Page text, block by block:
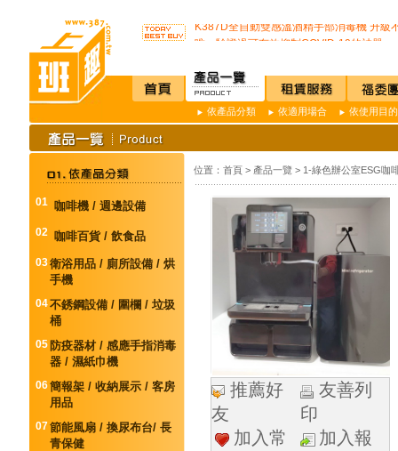
唯一驗證過可有效抑制COVID-19的神器
不再害怕上公司廁所~馬桶座墊紙讓您如廁
店內裝設嬰兒換尿布檯提供給婦幼貴賓貼
SSI -222R 吸頂式空氣淨化機讓你抵抗
K3 Plus 全自動紅外線測溫儀(附立架) 預購
K387D全自動雙感溫酒精手部消毒機 升級
唯一驗證過可有效抑制COVID-19的神器
通用型防疫透明面罩10入裝
依產品分類 依適用場合 依使用目的
01 咖啡機 / 週邊設備
02 咖啡百貨 / 飲食品
03衛浴用品 / 廁所設備 / 烘
手機
04不銹鋼設備 / 圍欄 / 垃圾
桶
05 防疫器材 / 感應手指消毒
器 / 濕紙巾機
06簡報架 / 收納展示 / 客房
用品
07節能風扇 / 換尿布台/ 長
青保健
位置： 首頁> 產品一覽 > 1-綠色辦公室ESG咖
推薦好
友
友善列
印
加入常
加入報